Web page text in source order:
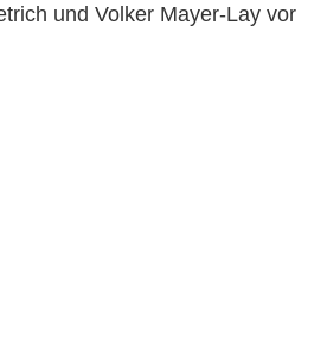
und Volker Mayer-Lay vor